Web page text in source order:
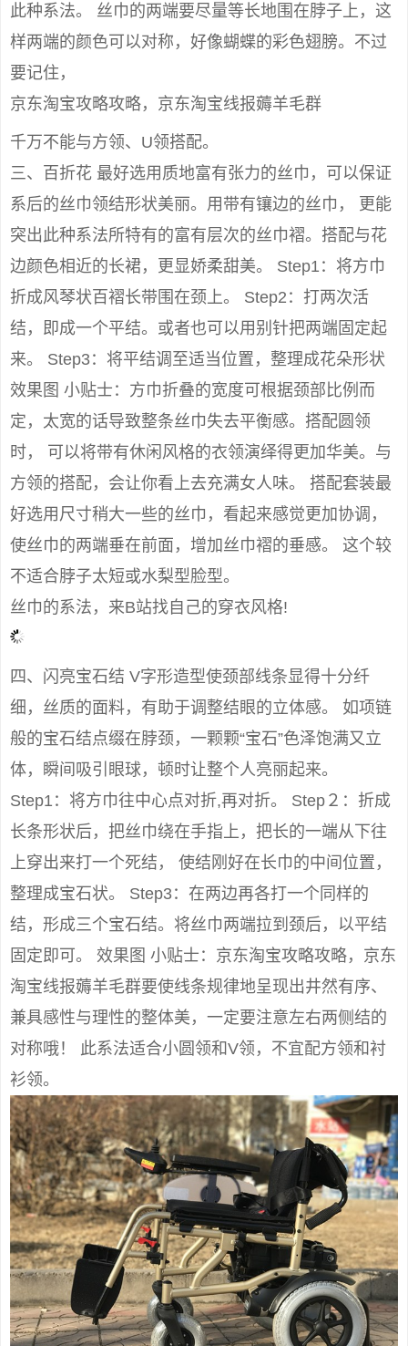
此种系法。 丝巾的两端要尽量等长地围在脖子上，这
样两端的颜色可以对称，好像蝴蝶的彩色翅膀。不过
要记住，
京东淘宝攻略攻略，京东淘宝线报薅羊毛群
千万不能与方领、U领搭配。
三、百折花 最好选用质地富有张力的丝巾，可以保证
系后的丝巾领结形状美丽。用带有镶边的丝巾， 更能
突出此种系法所特有的富有层次的丝巾褶。搭配与花
边颜色相近的长裙，更显娇柔甜美。 Step1：将方巾
折成风琴状百褶长带围在颈上。 Step2：打两次活
结，即成一个平结。或者也可以用别针把两端固定起
来。 Step3：将平结调至适当位置，整理成花朵形状
效果图 小贴士：方巾折叠的宽度可根据颈部比例而
定，太宽的话导致整条丝巾失去平衡感。搭配圆领
时， 可以将带有休闲风格的衣领演绎得更加华美。与
方领的搭配，会让你看上去充满女人味。 搭配套装最
好选用尺寸稍大一些的丝巾，看起来感觉更加协调，
使丝巾的两端垂在前面，增加丝巾褶的垂感。 这个较
不适合脖子太短或水梨型脸型。
丝巾的系法，来B站找自己的穿衣风格!
四、闪亮宝石结 V字形造型使颈部线条显得十分纤
细，丝质的面料，有助于调整结眼的立体感。 如项链
般的宝石结点缀在脖颈，一颗颗“宝石”色泽饱满又立
体，瞬间吸引眼球，顿时让整个人亮丽起来。
Step1：将方巾往中心点对折,再对折。 Step２：折成
长条形状后，把丝巾绕在手指上，把长的一端从下往
上穿出来打一个死结， 使结刚好在长巾的中间位置，
整理成宝石状。 Step3：在两边再各打一个同样的
结，形成三个宝石结。将丝巾两端拉到颈后，以平结
固定即可。 效果图 小贴士：京东淘宝攻略攻略，京东
淘宝线报薅羊毛群要使线条规律地呈现出井然有序、
兼具感性与理性的整体美，一定要注意左右两侧结的
对称哦！ 此系法适合小圆领和V领，不宜配方领和衬
衫领。